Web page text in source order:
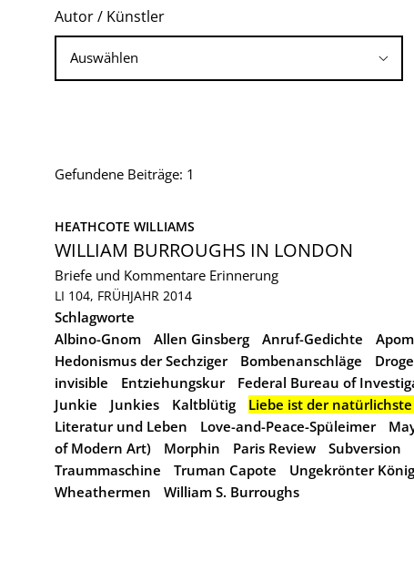
Autor / Künstler
Gefundene Beiträge: 1
HEATHCOTE WILLIAMS
WILLIAM BURROUGHS IN LONDON
Briefe und Kommentare Erinnerung
LI 104, FRÜHJAHR 2014
Schlagworte
Albino-Gnom
Allen Ginsberg Anruf-Gedichte
Hedonismus der Sechziger
Bombenanschläge
invisible
Entziehungskur Federal Bureau of
Junkie
Junkies Kaltblütig
Liebe ist der
Literatur und Leben
Love-and-Peace-Spüleimer
of Modern Art)
Morphin Paris Review Subversion
Traummaschine
Truman Capote
Ungekrönter
Wheathermen
William S. Burroughs